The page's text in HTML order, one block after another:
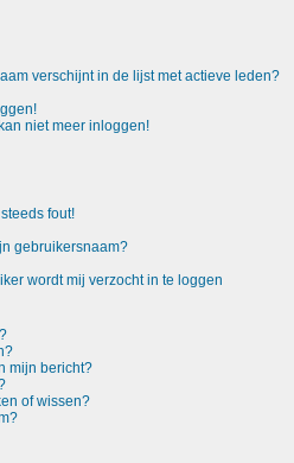
verschijnt in de lijst met actieve leden?
niet meer inloggen!
fout!
gebruikersnaam?
wordt mij verzocht in te loggen
mijn bericht?
of wissen?